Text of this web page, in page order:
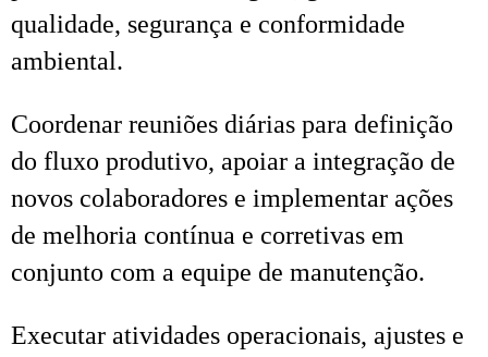
qualidade, segurança e conformidade
ambiental.
Coordenar reuniões diárias para definição
do fluxo produtivo, apoiar a integração de
novos colaboradores e implementar ações
de melhoria contínua e corretivas em
conjunto com a equipe de manutenção.
Executar atividades operacionais, ajustes e